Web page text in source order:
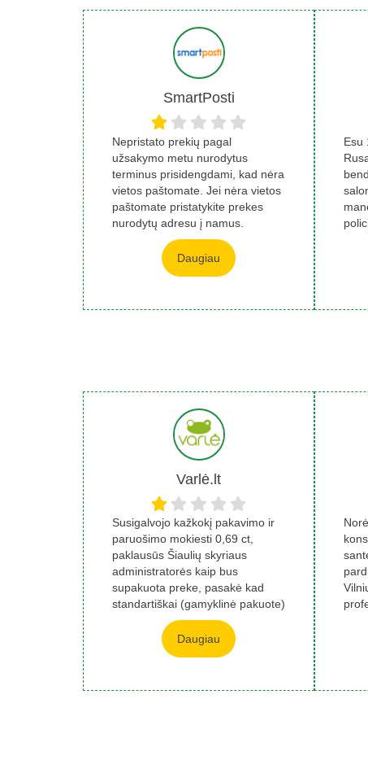
SmartPosti
Nepristato prekių pagal
užsakymo metu nurodytus
terminus prisidengdami, kad nėra
vietos paštomate. Jei nėra vietos
paštomate pristatykite prekes
nurodytų adresu į namus.
Paskambinus nurodytu...
Daugiau
Esu
Varlė.lt
Susigalvojo kažkokį pakavimo ir
paruošimo mokiesti 0,69 ct,
paklausūs Šiaulių skyriaus
administratorės kaip bus
supakuota preke, pasakė kad
standartiškai (gamyklinė pakuote)
vel paklausiau t...
Daugiau